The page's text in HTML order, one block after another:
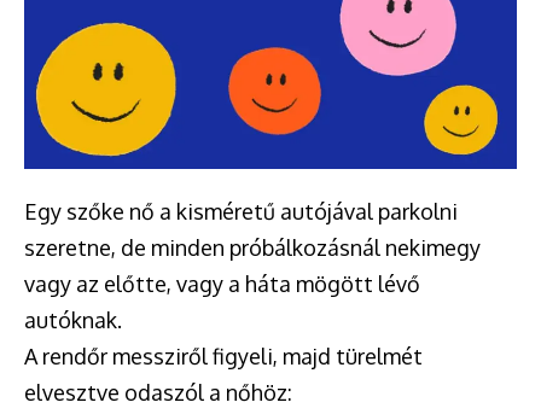
Egy szőke nő a kisméretű autójával parkolni
szeretne, de minden próbálkozásnál nekimegy
vagy az előtte, vagy a háta mögött lévő
autóknak.
A rendőr messziről figyeli, majd türelmét
elvesztve odaszól a nőhöz: